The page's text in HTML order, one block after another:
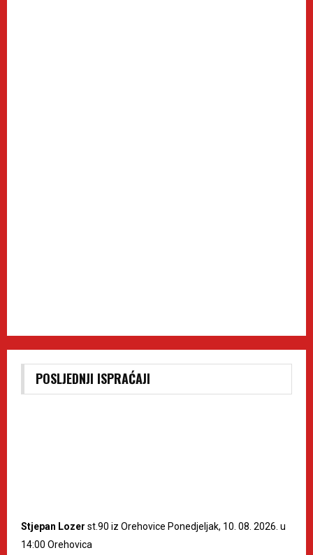
POSLJEDNJI ISPRAĆAJI
Stjepan Lozer st.90 iz Orehovice Ponedjeljak, 10. 08. 2026. u
14:00 Orehovica